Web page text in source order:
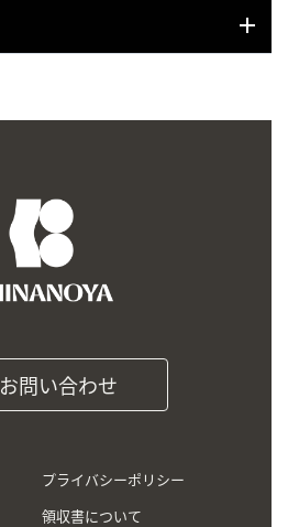
お問い合わせ
プライバシーポリシー
領収書について